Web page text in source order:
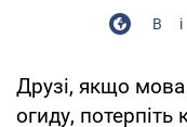
Друзі, якщо
огиду, потерпіть